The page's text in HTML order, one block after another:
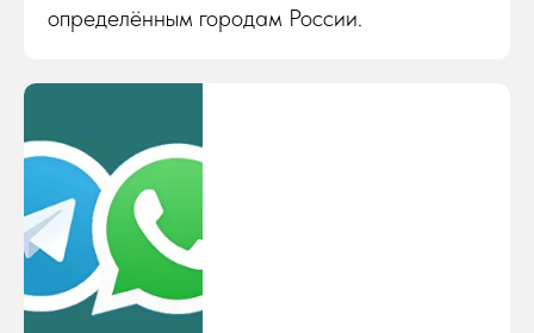
определённым городам России.